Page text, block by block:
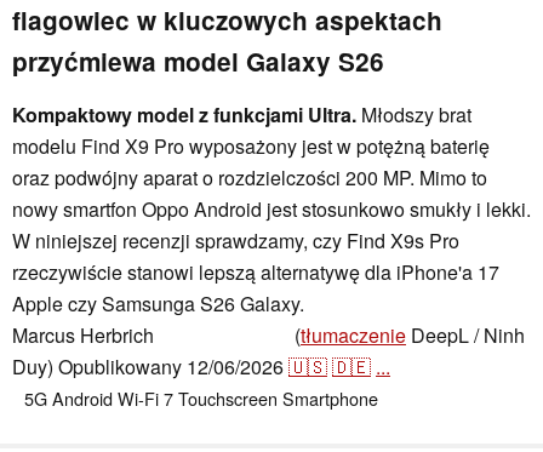
flagowiec w kluczowych aspektach
przyćmiewa model Galaxy S26
Kompaktowy model z funkcjami Ultra. Młodszy brat
modelu Find X9 Pro wyposażony jest w potężną baterię
oraz podwójny aparat o rozdzielczości 200 MP. Mimo to
nowy smartfon Oppo Android jest stosunkowo smukły i lekki.
W niniejszej recenzji sprawdzamy, czy Find X9s Pro
rzeczywiście stanowi lepszą alternatywę dla iPhone'a 17
Apple czy Samsunga S26 Galaxy.
Marcus Herbrich
(tłumaczenie DeepL / Ninh
Duy) Opublikowany 12/06/2026🇺🇸🇩🇪 ...
5GAndroidWi-Fi 7Touchscreen Smartphone